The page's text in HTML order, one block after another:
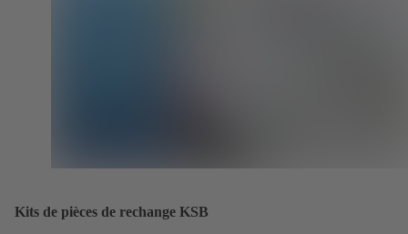
Kits de pièces de rechange KSB